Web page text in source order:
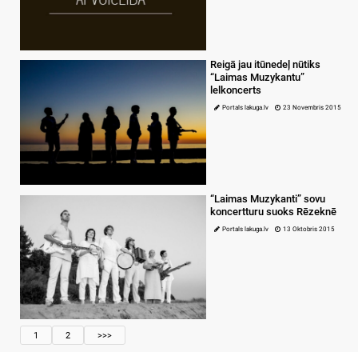
Reigā jau itūnedeļ nūtiks
“Laimas Muzykantu”
lelkoncerts
Portals lakuga.lv 23 Novembris 2015
“Laimas Muzykanti” sovu
koncertturu suoks Rēzeknē
Portals lakuga.lv 13 Oktobris 2015
1 2 >>>